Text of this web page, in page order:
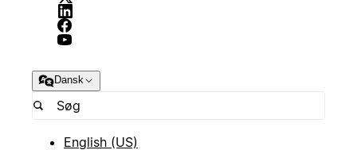
Dansk
English (US)